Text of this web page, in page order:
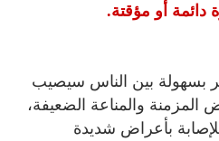
أو مؤقتة.
بسهولة بين الناس سيصيب
والمناعة الضعيفة،
بأعراض شديدة